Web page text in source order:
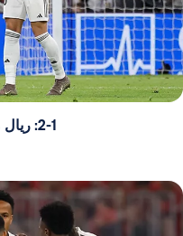
2-1: ريال مدريد يهزم ألافيس في سانتياغو برنابيو